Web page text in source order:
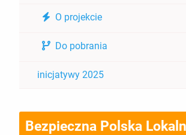
O projekcie
Do pobrania
inicjatywy 2025
Bezpieczna Polska